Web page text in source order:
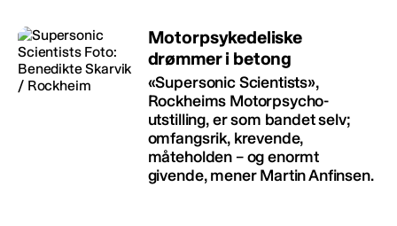
Motorpsykedeliske
drømmer i betong
«Supersonic Scientists»,
Rockheims Motorpsycho-
utstilling, er som bandet selv;
omfangsrik, krevende,
måteholden – og enormt
givende, mener Martin Anfinsen.